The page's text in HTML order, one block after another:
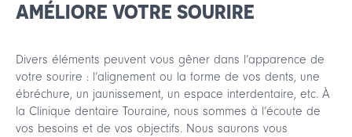
AMÉLIORE VOTRE SOURIRE
Divers éléments peuvent vous gêner dans l’apparence de
votre sourire : l’alignement ou la forme de vos dents, une
ébréchure, un jaunissement, un espace interdentaire, etc. À
la Clinique dentaire Touraine, nous sommes à l’écoute de
vos besoins et de vos objectifs. Nous saurons vous